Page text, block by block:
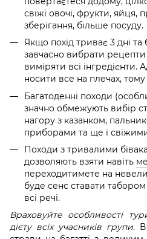
свіжі овочі, фрукти, яйця,
зберігання, більше посуду.
Якщо похід триває 3 дні та
завчасно вибрати рецепти
виміряти всі
носити все на плечах,
Багатоденні походи
значно обмежують вибір
нагору з казанком,
приборами та ще і
Походи з тривалими
дозволяють взяти навіть
переходитимете на
буде сенс ставати
всі речі.
Враховуйте особливості
дієту всіх учасників групи.